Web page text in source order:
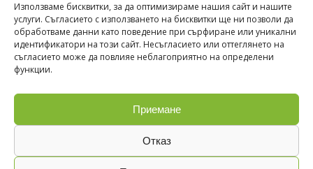
Използваме бисквитки, за да оптимизираме нашия сайт и нашите
услуги. Съгласието с използването на бисквитки ще ни позволи да
обработваме данни като поведение при сърфиране или уникални
идентификатори на този сайт. Несъгласието или оттеглянето на
съгласието може да повлияе неблагоприятно на определени
функции.
Приемане
Отказ
Юбилейното издание на БАТА АГРО
2025 отвори врати
12.05.2025